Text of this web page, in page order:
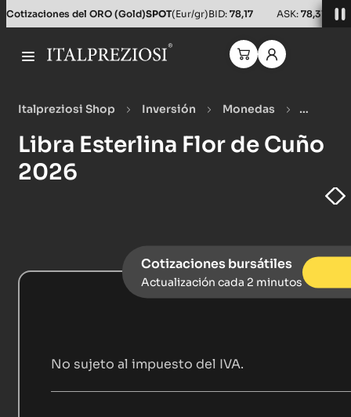
Cotizaciones del ORO (Gold)SPOT(Eur/gr)BID: 78,17 ASK: 78,31
Italpreziosi Shop Inversión
Monedas
Libra Esterlina Flor de Cuño
2026
Cotizaciones bursátiles
Actualización cada 2 minutos
No sujeto al impuesto del IVA.